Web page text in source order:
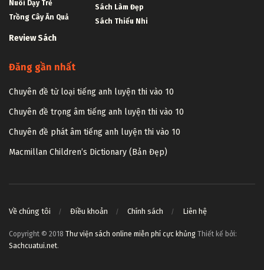
Nuôi Dạy Trẻ
Trồng Cây Ăn Quả
Review Sách
Sách Làm Đẹp
Sách Thiếu Nhi
Đăng gần nhất
Chuyên đề từ loại tiếng anh luyện thi vào 10
Chuyên đề trọng âm tiếng anh luyện thi vào 10
Chuyên đề phát âm tiếng anh luyện thi vào 10
Macmillan Children’s Dictionary (Bản Đẹp)
Về chúng tôi Điều khoản Chính sách Liên hệ
Copyright © 2018 Thư viện sách online miễn phí cực khủng Thiết kế bởi:
Sachcuatui.net.